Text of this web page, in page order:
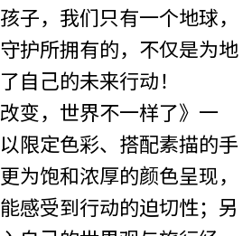
子，我们只有一个地球，
护所拥有的，不仅是为地
自己的未来行动！
，世界不一样了》一
限定色彩、搭配素描的手
为饱和浓厚的颜色呈现，
感受到行动的迫切性；另